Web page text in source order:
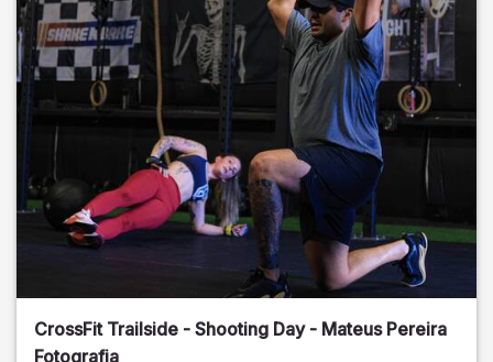
CrossFit Trailside - Shooting Day - Mateus Pereira
Fotografia